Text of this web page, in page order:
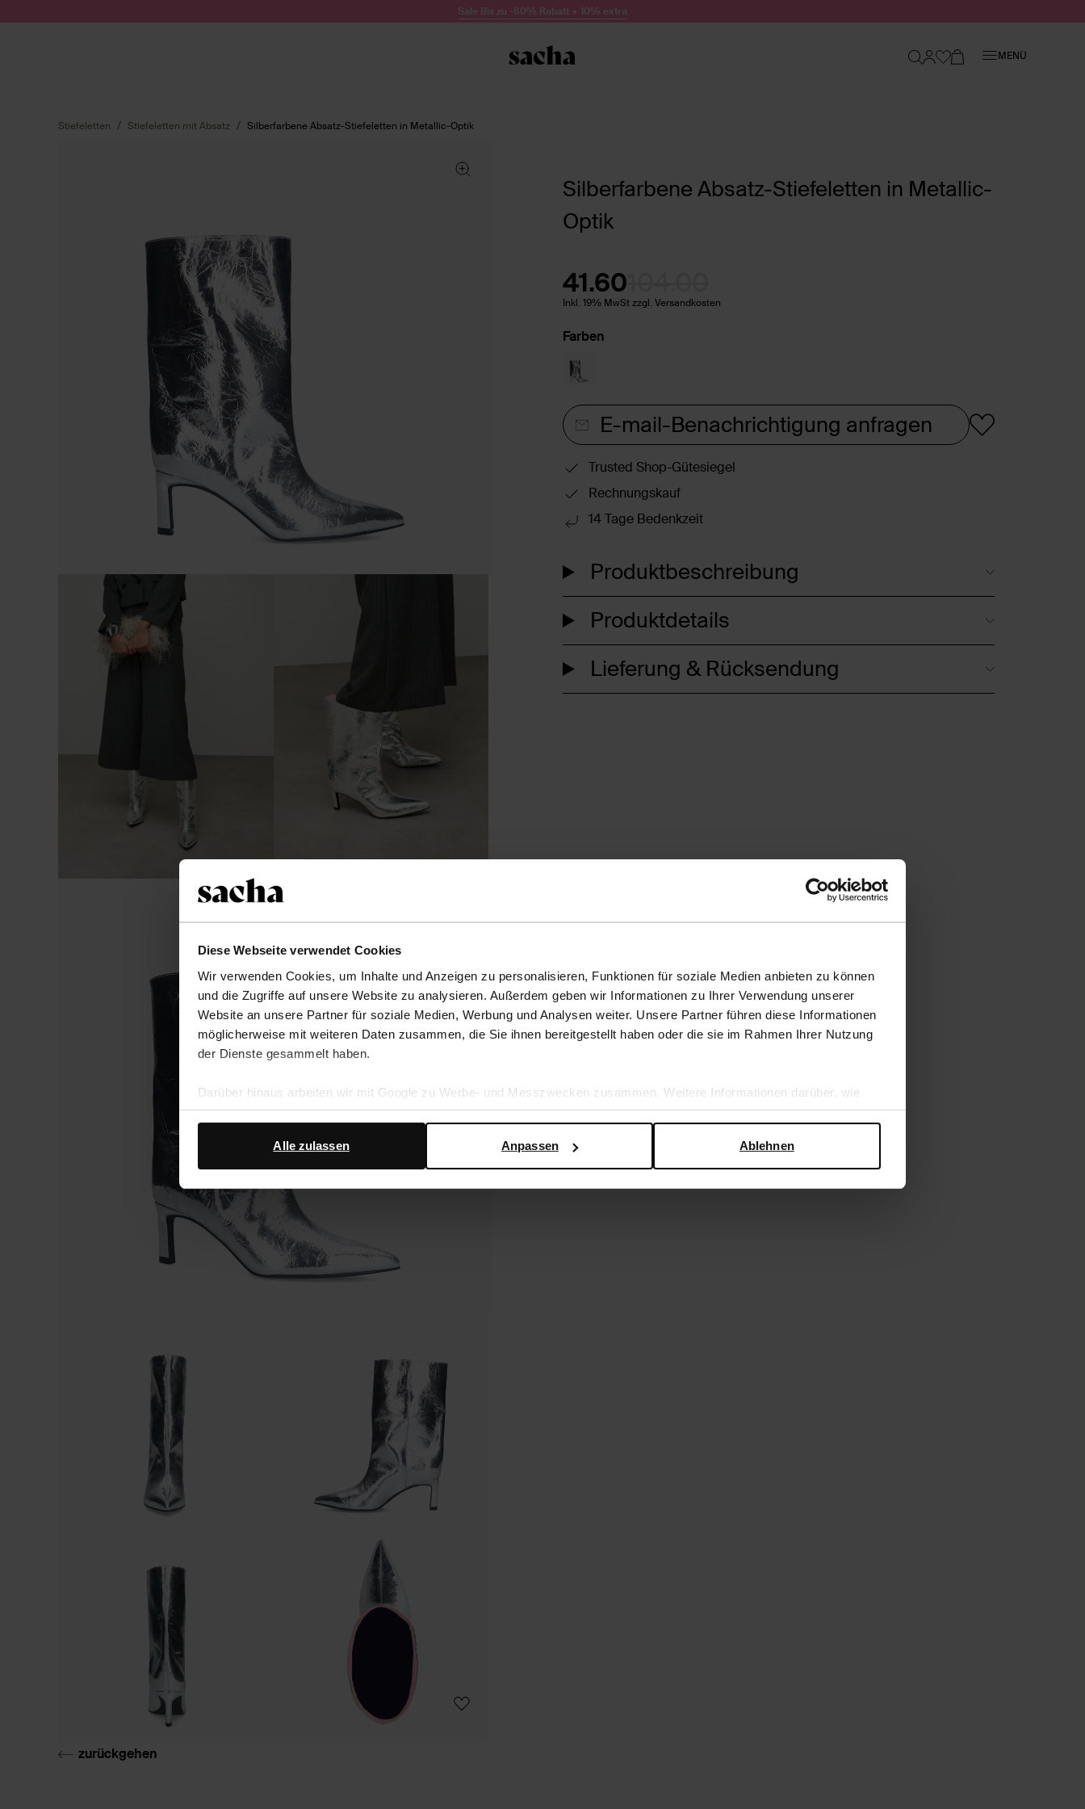
Diese Webseite verwendet Cookies
Wir verwenden Cookies, um Inhalte und Anzeigen zu personalisieren, Funktionen für soziale Medien anbieten zu können
und die Zugriffe auf unsere Website zu analysieren. Außerdem geben wir Informationen zu Ihrer Verwendung unserer
Website an unsere Partner für soziale Medien, Werbung und Analysen weiter. Unsere Partner führen diese Informationen
möglicherweise mit weiteren Daten zusammen, die Sie ihnen bereitgestellt haben oder die sie im Rahmen Ihrer Nutzung
der Dienste gesammelt haben.
Darüber hinaus arbeiten wir mit Google zu Werbe- und Messzwecken zusammen. Weitere Informationen darüber, wie
Google Ihre personenbezogenen Daten verwendet, finden Sie auf derSeite zur geschäftlichen Sicherheit und zum
Ablehnen
Anpassen
Alle zulassen
Sale Bis zu -60% Rabatt + 10% extra
MENÜ
Stiefeletten Stiefeletten mit Absatz Silberfarbene Absatz-Stiefeletten in Metallic-Optik
Silberfarbene Absatz-Stiefeletten in Metallic-
Optik
41.60
Inkl. 19% MwSt zzgl. Versandkosten
Farben
E-mail-Benachrichtigung anfragen
Trusted Shop-Gütesiegel
Rechnungskauf
14 Tage Bedenkzeit
Produktbeschreibung
Produktdetails
Lieferung & Rücksendung
zurückgehen